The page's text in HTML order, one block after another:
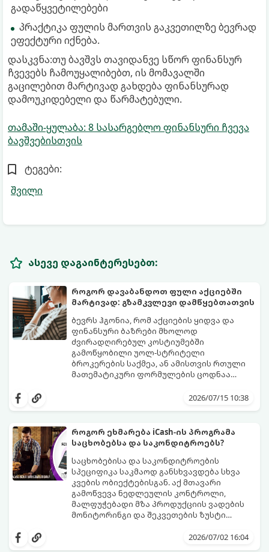
გადაწყვეტილებები
პრაქტიკა ფულის მართვის გაკვეთილზე ბევრად
ეფექტური იქნება.
დასკვნა:თუ ბავშვს თავიდანვე სწორ ფინანსურ
ჩვევებს ჩამოუყალიბებთ, ის მომავალში
გაცილებით მარტივად გახდება ფინანსურად
დამოუკიდებელი და წარმატებული.
თამაში-ყულაბა: 8 სასარგებლო ფინანსური ჩვევა
ბავშვებისთვის
ტეგები:
შვილი
ასევე დაგაინტერესებთ:
როგორ დავაბანდოთ ფული აქციებში
მარტივად: გზამკვლევი დამწყებთათვის
ბევრს ჰგონია, რომ აქციების ყიდვა და
ფინანსური ბაზრები მხოლოდ
ძვირადღირებულ კოსტიუმებში
გამოწყობილი უოლ-სტრიტელი
ბროკერების საქმეა, ან ამისთვის რთული
მათემატიკური ფორმულების ცოდნაა
ყიდვა იმაზე მარტივია, ვიდრე ონლაინ
სულ რაღაც $10-ითაც კი შეგიძლიათ.
გაერკვეთ ფინანსების სამყაროში,
უსაფრთხოდ.
2026/07/15 10:38
როგორ ეხმარება iCash-ის პროგრამა
საცხობებსა და საკონდიტროებს?
საცხობებისა და საკონდიტროების
სპეციფიკა საკმაოდ განსხვავდება სხვა
კვების ობიექტებისგან. აქ მთავარი
გამოწვევა ნედლეულის კონტროლი,
მალფუჭებადი მზა პროდუქციის ვადების
მონიტორინგი და შეკვეთების ზუსტი
ნიშისთვის შემუშავებულ ციფრულ2026/07/02 16:04